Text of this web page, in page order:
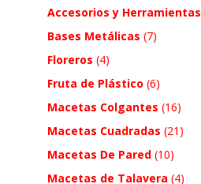
Accesorios y Herramientas
Bases Metálicas (7)
Floreros (4)
Fruta de Plástico (6)
Macetas Colgantes (16)
Macetas Cuadradas (21)
Macetas De Pared (10)
Macetas de Talavera (4)